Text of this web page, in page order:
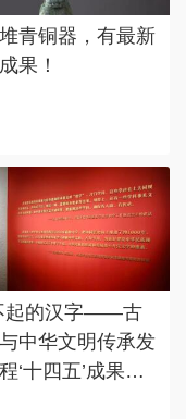
青铜器，有最新
果！
起的汉字——古
中华文明传承发
‘十四五’成果